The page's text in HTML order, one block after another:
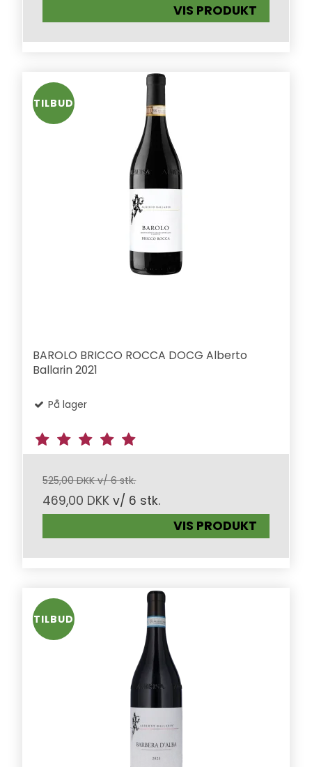
VIS PRODUKT
TILBUD
BAROLO BRICCO ROCCA DOCG Alberto
Ballarin 2021
På lager
525,00 DKK v/ 6 stk.
469,00 DKK v/ 6 stk.
VIS PRODUKT
TILBUD